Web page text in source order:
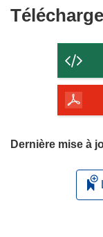
Dernière mise à